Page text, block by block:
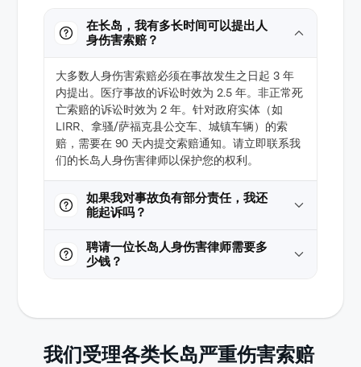
在长岛，我有多长时间可以提出人
身伤害索赔？
大多数人身伤害索赔必须在事故发生之日起 3 年
内提出。医疗事故的诉讼时效为 2.5 年。非正常死
亡索赔的诉讼时效为 2 年。针对政府实体（如
LIRR、拿骚/萨福克县公交车、城镇车辆）的索
赔，需要在 90 天内提交索赔通知。请立即联系我
们的长岛人身伤害律师以保护您的权利。
如果我对事故负有部分责任，我还
能起诉吗？
聘请一位长岛人身伤害律师需要多
少钱？
我们受理各类长岛严重伤害索赔